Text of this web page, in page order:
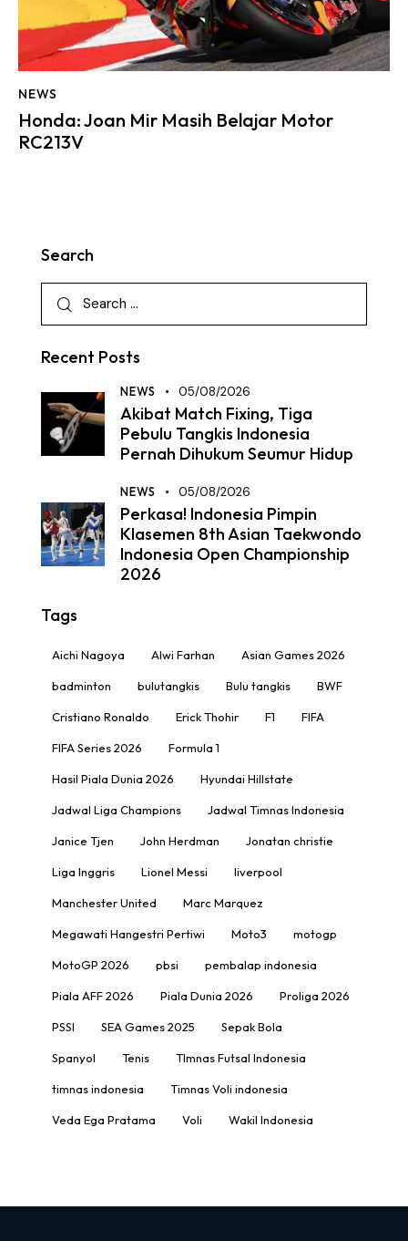
NEWS
Honda: Joan Mir Masih Belajar Motor
RC213V
Search
Recent Posts
NEWS 05/08/2026
Akibat Match Fixing, Tiga
Pebulu Tangkis Indonesia
Pernah Dihukum Seumur Hidup
NEWS 05/08/2026
Perkasa! Indonesia Pimpin
Klasemen 8th Asian Taekwondo
Indonesia Open Championship
2026
Tags
Aichi Nagoya Alwi Farhan Asian Games 2026
badminton bulutangkis Bulu tangkis BWF
Cristiano Ronaldo Erick Thohir F1 FIFA
FIFA Series 2026 Formula 1
Hasil Piala Dunia 2026 Hyundai Hillstate
Jadwal Liga Champions Jadwal Timnas Indonesia
Janice Tjen John Herdman Jonatan christie
Liga Inggris Lionel Messi liverpool
Manchester United Marc Marquez
Megawati Hangestri Pertiwi Moto3 motogp
MotoGP 2026 pbsi pembalap indonesia
Piala AFF 2026 Piala Dunia 2026 Proliga 2026
PSSI SEA Games 2025 Sepak Bola
Spanyol Tenis TImnas Futsal Indonesia
timnas indonesia Timnas Voli indonesia
Veda Ega Pratama Voli Wakil Indonesia